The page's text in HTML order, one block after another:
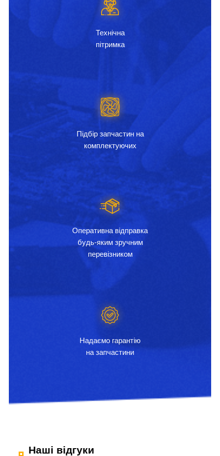
Технічна
пітримка
Підбір запчастин на
комплектуючих
Оперативна відправка
будь-яким зручним
перевізником
Надаємо гарантію
на запчастини
Наші відгуки